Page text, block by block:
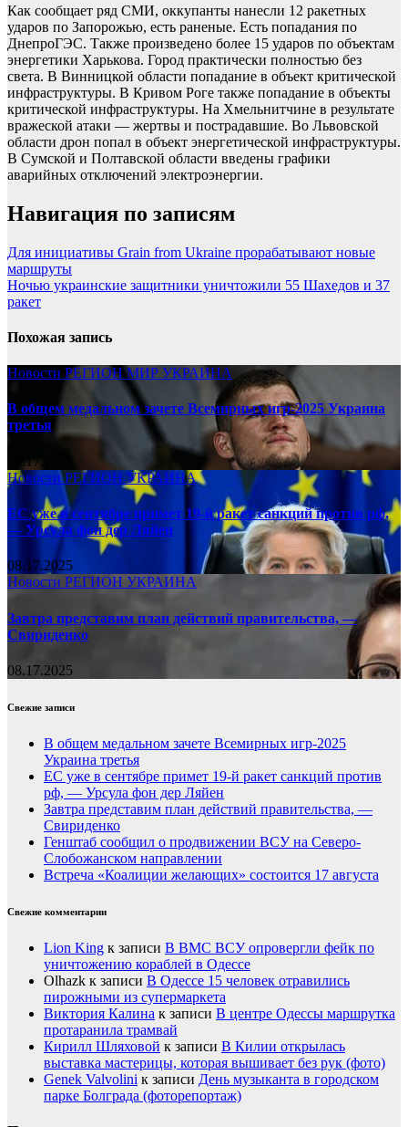
Как сообщает ряд СМИ, оккупанты нанесли 12 ракетных
ударов по Запорожью, есть раненые. Есть попадания по
ДнепроГЭС. Также произведено более 15 ударов по объектам
энергетики Харькова. Город практически полностью без
света. В Винницкой области попадание в объект критической
инфраструктуры. В Кривом Роге также попадание в объекты
критической инфраструктуры. На Хмельнитчине в результате
вражеской атаки — жертвы и пострадавшие. Во Львовской
области дрон попал в объект энергетической инфраструктуры.
В Сумской и Полтавской области введены графики
аварийных отключений электроэнергии.
Навигация по записям
Для инициативы Grain from Ukraine прорабатывают новые
маршруты
Ночью украинские защитники уничтожили 55 Шахедов и 37
ракет
Похожая запись
Новости РЕГИОНМИР УКРАИНА
В общем медальном зачете Всемирных игр-2025 Украина
третья
08.17.2025
НовостиРЕГИОНУКРАИНА
ЕС уже в сентябре примет 19-й ракет санкций против рф,
— Урсула фон дер Ляйен
08.17.2025
Новости РЕГИОН УКРАИНА
Завтра представим план действий правительства, —
Свириденко
08.17.2025
Свежие записи
В общем медальном зачете Всемирных игр-2025
Украина третья
ЕС уже в сентябре примет 19-й ракет санкций против
рф, — Урсула фон дер Ляйен
Завтра представим план действий правительства, —
Свириденко
Генштаб сообщил о продвижении ВСУ на Северо-
Слобожанском направлении
Встреча «Коалиции желающих» состоится 17 августа
Свежие комментарии
Lion King к записи В ВМС ВСУ опровергли фейк по
уничтожению кораблей в Одессе
Olhazk к записи В Одессе 15 человек отравились
пирожными из супермаркета
Виктория Калина к записи В центре Одессы маршрутка
протаранила трамвай
Кирилл Шляховой к записи В Килии открылась
выставка мастерицы, которая вышивает без рук (фото)
Genek Valvolini к записи День музыканта в городском
парке Болграда (фоторепортаж)